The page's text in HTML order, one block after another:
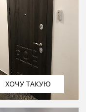
ХОЧУ ТАКУЮ